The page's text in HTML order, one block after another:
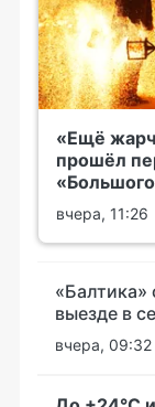
«Ещё
прошёл
вчера, 11:26
выезде в
вчера, 09:32